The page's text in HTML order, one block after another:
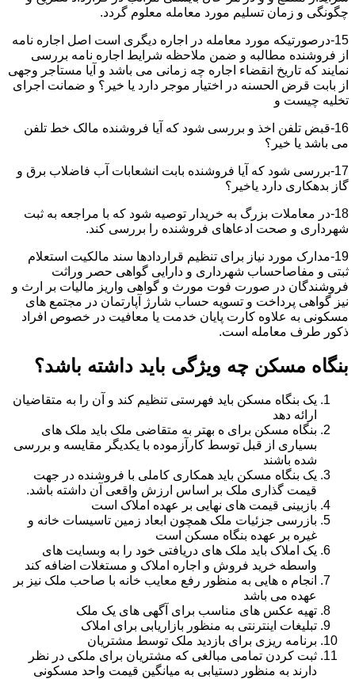
چگونگی و زمان تسلیم مورد معامله معلوم گردد.
15-درصورتیکه مورد معامله در اجاره دیگری است اصل اجاره نامه
از فروشنده مطالبه و ضمن ملاحظه شرایط اجاره نامه بررسی
نمایند که تاریخ انقضاء اجاره چه زمانی می باشد و آیا مستاجر وجهی
از بابت قرض الحسنه در اختیار موجر دارد یا خیر؟ و ضمانت اجرای
تخلیه چیست و
16-قبض تلفن اخذ و بررسی شود که آیا فروشنده مالک خط تلفن
می باشد یا خیر؟
17-بررسی شود که آیا فروشنده بابت انشعابات آب فاضلاب برق و
گاز بدهکاری دارد یاخیر؟
18-در معاملات بزرگ به خریدار توصیه شود که با مراجعه به ثبت
شهرداری و صحت ادعاهای فروشنده را بررسی کند.
19-مدارک مورد نیاز برای تنظیم قراردادها سند مالکیت استعلام
ثبتی و مفاصاحساب شهرداری و دارایی گواهی حصر وراثت
فروشندگان در صورت فوت مورث و گواهی واریز مالیات بر ارث و
نیز گواهی پرداخت و تسویه حساب شارژ آپارتمان در مجتمع های
مسکونی به علاوه کارت پایان خدمت یا معافیت در خصوص افراد
ذکور طرف معامله است.
بنگاه مسکن چه ویژگی باید داشته باشد؟
یک بنگاه مسکن باید فهرستی تنظیم کند و آن را به متقاضیان
ارائه دهد
بنگاه مسکن برای ه بهتر به متقاضی ملک باید ملک های
بسیاری از قبل توسط کارآزموده با یکدیگر مقایسه و بررسی
شده باشند
یک بنگاه مسکن باید همکاری کاملی با فروشنده در جهت
قیمت گذاری ملک بر اساس ارزش واقعی آن داشته باشد.
بازبینی قیمت های نهایی بر عهده املاک است
بازرسی جزئیات ملک همچون ابعاد زمین تاسیسات خانه و
غیره بر عهده بنگاه مسکن است
یک املاک باید ملک های دریافتی خود را به وبسایت های
واسطه خرید فروش و اجاره املاک و مستغلات اضافه کند
انجام ه هایی به منظور رفع معایب خانه با صاحب ملک نیز بر
عهده می باشد
تهیه عکس های مناسب برای آگهی های یک ملک
تبلیغات اینترنتی به منظور بازاریابی برای املاک
برنامه ریزی برای بازدید ملک توسط مشتریان
ثبت کردن تمامی مبالغی که مشتریان برای ملکی در نظر
دارند به منظور دستیابی به میانگین قیمت واحد مسکونی